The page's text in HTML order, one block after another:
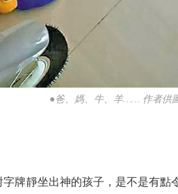
●爸、媽、牛、羊…… 作者供
靜坐出神的孩子，是不是有點